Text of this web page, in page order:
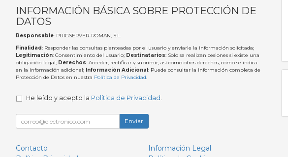
INFORMACIÓN BÁSICA SOBRE PROTECCIÓN DE
DATOS
Responsable: PUIGSERVER-ROMAN, S.L.
Finalidad: Responder las consultas planteadas por el usuario y enviarle la información solicitada;
Legitimación: Consentimiento del usuario; Destinatarios: Solo se realizan cesiones si existe una
obligación legal; Derechos: Acceder, rectificar y suprimir, así como otros derechos, como se indica
en la información adicional; Información Adicional : Puede consultar la información completa de
Protección de Datos en nuestra Política de Privacidad.
He leído y acepto la Política de Privacidad .
Enviar
Contacto
Información Legal